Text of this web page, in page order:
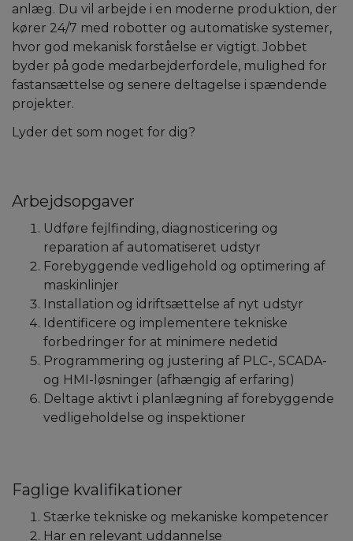
anlæg. Du vil arbejde i en moderne produktion, der
kører 24/7 med robotter og automatiske systemer,
hvor god mekanisk forståelse er vigtigt. Jobbet
byder på gode medarbejderfordele, mulighed for
fastansættelse og senere deltagelse i spændende
projekter.
Lyder det som noget for dig?
Arbejdsopgaver
Udføre fejlfinding, diagnosticering og
reparation af automatiseret udstyr
Forebyggende vedligehold og optimering af
maskinlinjer
Installation og idriftsættelse af nyt udstyr
Identificere og implementere tekniske
forbedringer for at minimere nedetid
Programmering og justering af PLC-, SCADA-
og HMI-løsninger (afhængig af erfaring)
Deltage aktivt i planlægning af forebyggende
vedligeholdelse og inspektioner
Faglige kvalifikationer
Stærke tekniske og mekaniske kompetencer
Har en relevant uddannelse